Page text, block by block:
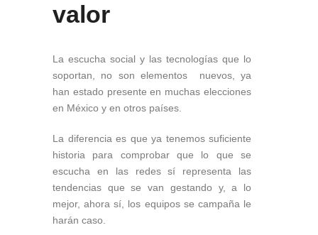
valor
La escucha social y las tecnologías que lo
soportan, no son elementos nuevos, ya
han estado presente en muchas elecciones
en México y en otros países.
La diferencia es que ya tenemos suficiente
historia para comprobar que lo que se
escucha en las redes sí representa las
tendencias que se van gestando y, a lo
mejor, ahora sí, los equipos se campaña le
harán caso.